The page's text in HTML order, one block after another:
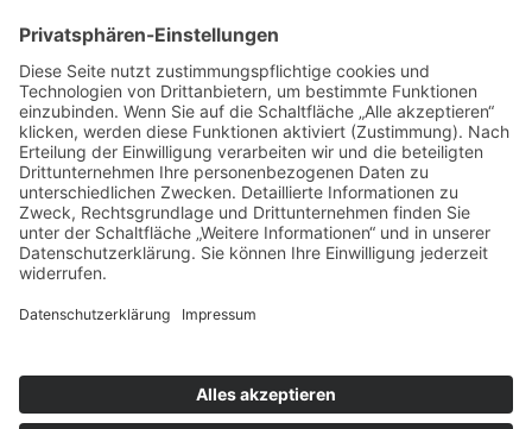
T:+43 732 / 784293
E:office[at]ku-linz.at
©2025 Katholische Privat-Universität Linz | Alle Rechte